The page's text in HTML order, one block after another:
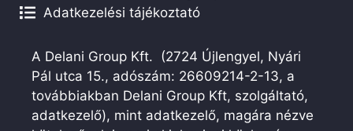
Adatkezelési tájékoztató
A Delani Group Kft. (2724 Újlengyel, Nyári
Pál utca 15., adószám: 26609214-2-13, a
továbbiakban Delani Group Kft, szolgáltató,
adatkezelő), mint adatkezelő, magára nézve